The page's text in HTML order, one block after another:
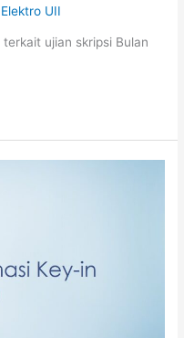
Elektro UII
ujian skripsi Bulan